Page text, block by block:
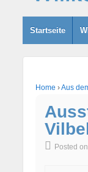
Startseite
Home ›Aus
Posted on